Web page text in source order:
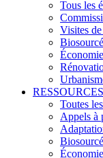
Tous les
Visites
RESSOURCES
Toutes
Appels à